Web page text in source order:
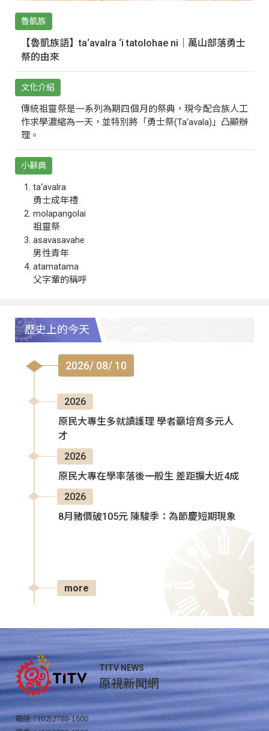
魯凱族
【魯凱族語】ta‘avalra ‘i tatolohae ni｜萬山部落勇士
祭的由來
文化介紹
傳統祖靈祭是一系列為期四個月的祭典，現今配合族人工
作求學濃縮為一天，並特別將「勇士祭(Ta‘avala)」凸顯辦
理。
小辭典
ta‘avalra
勇士成年禮
molapangolai
祖靈祭
asavasavahe
男性青年
atamatama
父字輩的稱呼
歷史上的今天
2026/ 08/ 10
2026
原民大專生多就讀護理 學者籲培育多元人
才
2026
原民大專在學率落後一般生 差距擴大近4成
2026
8月豬價破105元 陳駿季：為節慶短期現象
more
TITV NEWS
原視新聞網
電話：(02)2788-1600